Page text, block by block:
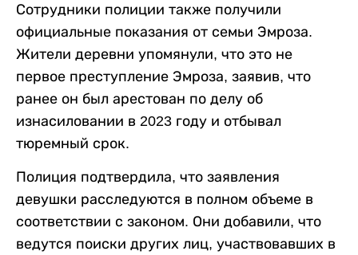
Сотрудники полиции также получили
официальные показания от семьи Эмроза.
Жители деревни упомянули, что это не
первое преступление Эмроза, заявив, что
ранее он был арестован по делу об
изнасиловании в 2023 году и отбывал
тюремный срок.
Полиция подтвердила, что заявления
девушки расследуются в полном объеме в
соответствии с законом. Они добавили, что
ведутся поиски других лиц, участвовавших в